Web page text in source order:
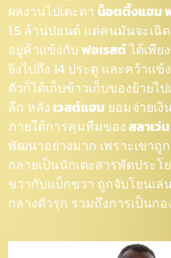
ผลงานไปเตะตา น็อตติ้งแฮม
1.5 ล้านปอนด์ แต่คนมันจะเฉิ
อยู่ค้าแข้งกับ ฟอเรสต์ได้เพีย
ยิงไปถึง 14 ประตู และคว้าแ
ตัวก็ได้เก็บข้าวเก็บของย้ายไ
ลีก หลังเวสต์แฮม ยอมจ่ายเ
ภายใต้การคุมทีมของสลาเว่
พัฒนาอย่างมาก เพราะเขาถู
กลายเป็นนักเตะสารพัดประ
ขวากับแบ็กขวา ถูกจับโยนเ
กลางตัวรุก รวมถึงการเป็นก